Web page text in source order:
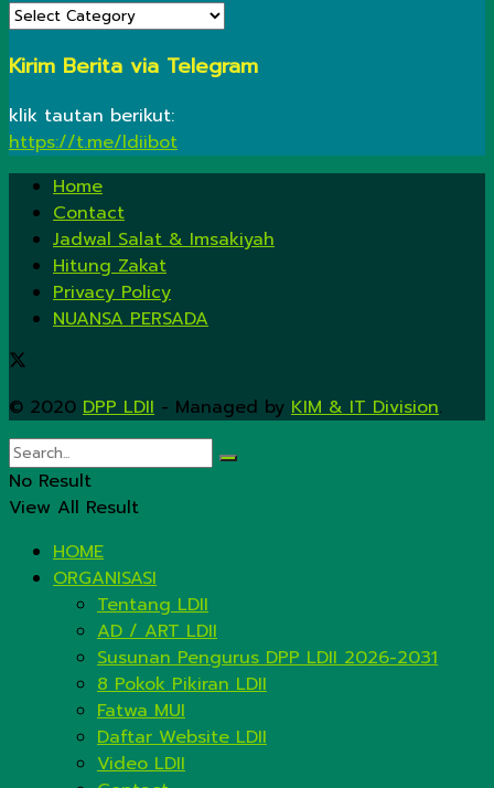
KATEGORI
Kirim Berita via Telegram
klik tautan berikut:
https://t.me/ldiibot
Home
Contact
Jadwal Salat & Imsakiyah
Hitung Zakat
Privacy Policy
NUANSA PERSADA
© 2020 DPP LDII - Managed by KIM & IT Division.
No Result
View All Result
HOME
ORGANISASI
Tentang LDII
AD / ART LDII
Susunan Pengurus DPP LDII 2026-2031
8 Pokok Pikiran LDII
Fatwa MUI
Daftar Website LDII
Video LDII